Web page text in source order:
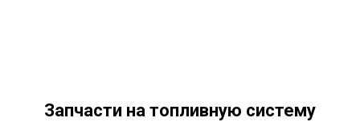
Запчасти на топливную систему